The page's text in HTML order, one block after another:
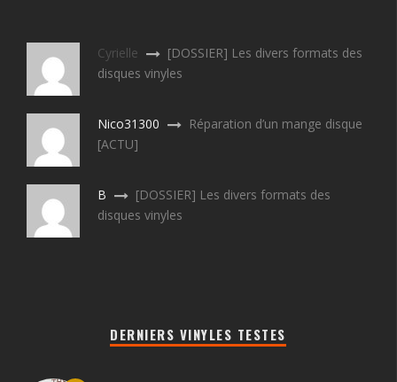
Cyrielle
[DOSSIER] Les divers formats des
disques vinyles
Nico31300
Réparation d’un mange disque
[ACTU]
B
[DOSSIER] Les divers formats des
disques vinyles
DERNIERS VINYLES TESTES